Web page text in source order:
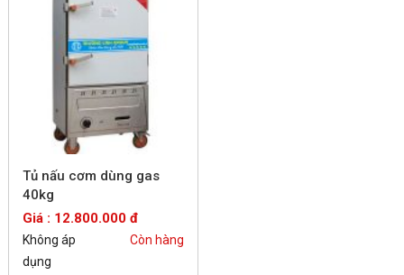
Tủ nấu cơm dùng gas
40kg
Giá : 12.800.000 đ
Không áp
dụng
Còn hàng